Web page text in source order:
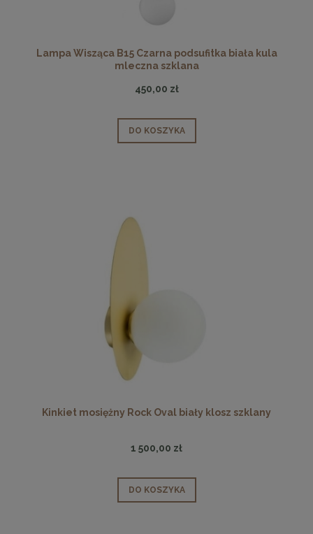
Lampa Wisząca B15 Czarna podsufitka biała kula
mleczna szklana
450,00 zł
DO KOSZYKA
Kinkiet mosiężny Rock Oval biały klosz szklany
1 500,00 zł
DO KOSZYKA